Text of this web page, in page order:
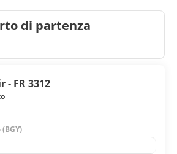
di partenza
- FR 3312
(BGY)